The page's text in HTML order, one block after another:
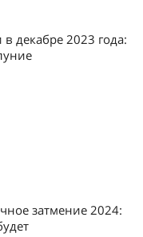
декабре 2023 года:
затмение 2024: